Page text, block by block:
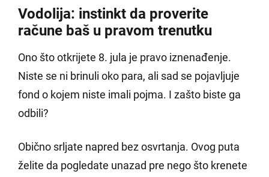
Vodolija: instinkt da proverite
račune baš u pravom trenutku
Ono što otkrijete 8. jula je pravo iznenađenje.
Niste se ni brinuli oko para, ali sad se pojavljuje
fond o kojem niste imali pojma. I zašto biste ga
odbili?
Obično srljate napred bez osvrtanja. Ovog puta
želite da pogledate unazad pre nego što krenete